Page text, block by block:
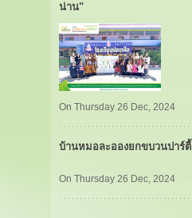
น่าน"
On Thursday 26 Dec, 2024
บ้านหมอละอองยกขบวนปาร์ตี้
On Thursday 26 Dec, 2024